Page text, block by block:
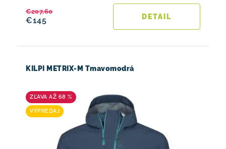
€145
€207,60
DETAIL
KILPI METRIX-M Tmavomodrá
AŽ 68 %
VÝPREDAJ